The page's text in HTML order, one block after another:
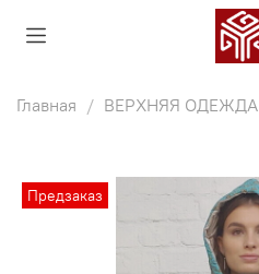
Главная ВЕРХНЯЯ ОДЕЖДА
Предзаказ